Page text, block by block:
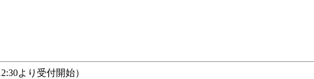
より受付開始）